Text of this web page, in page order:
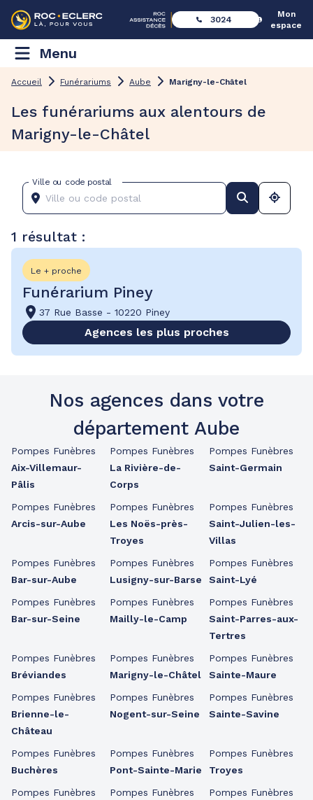
3024
Mon
espace
Menu
Accueil Funérariums Aube Marigny-le-Châtel
Les funérariums aux alentours de
Marigny-le-Châtel
Ville ou code postal
1 résultat :
Le + proche
Funérarium Piney
37 Rue Basse - 10220 Piney
Agences les plus proches
Nos agences dans votre
département Aube
Pompes Funèbres
Aix-Villemaur-
Pâlis
Pompes Funèbres
Arcis-sur-Aube
Pompes Funèbres
Bar-sur-Aube
Pompes Funèbres
Bar-sur-Seine
Pompes Funèbres
Bréviandes
Pompes Funèbres
Brienne-le-
Château
Pompes Funèbres
Buchères
Pompes Funèbres
Pompes Funèbres
La Rivière-de-
Corps
Pompes Funèbres
Les Noës-près-
Troyes
Pompes Funèbres
Lusigny-sur-Barse
Pompes Funèbres
Mailly-le-Camp
Pompes Funèbres
Marigny-le-Châtel
Pompes Funèbres
Nogent-sur-Seine
Pompes Funèbres
Pont-Sainte-Marie
Pompes Funèbres
Pompes Funèbres
Saint-Germain
Pompes Funèbres
Saint-Julien-les-
Villas
Pompes Funèbres
Saint-Lyé
Pompes Funèbres
Saint-Parres-aux-
Tertres
Pompes Funèbres
Sainte-Maure
Pompes Funèbres
Sainte-Savine
Pompes Funèbres
Troyes
Pompes Funèbres